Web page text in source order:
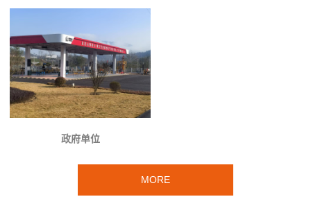
政府单位
MORE